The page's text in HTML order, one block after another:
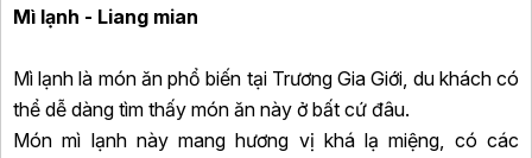
Mì lạnh - Liang mian
Mì lạnh là món ăn phổ biến tại Trương Gia Giới, du khách có
thể dễ dàng tìm thấy món ăn này ở bất cứ đâu.
Món mì lạnh này mang hương vị khá lạ miệng, có các